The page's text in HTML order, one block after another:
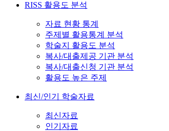
RISS 활용도 분석
자료 현황 통계
주제별 활용통계 분석
학술지 활용도 분석
복사/대출제공 기관 분석
복사/대출신청 기관 분석
활용도 높은 주제
최신/인기 학술자료
최신자료
인기자료